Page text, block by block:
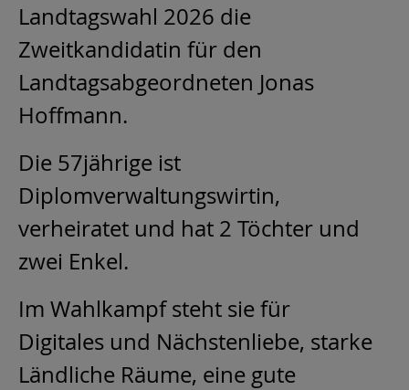
Landtagswahl 2026 die
Zweitkandidatin für den
Landtagsabgeordneten Jonas
Hoffmann.
Die 57jährige ist
Diplomverwaltungswirtin,
verheiratet und hat 2 Töchter und
zwei Enkel.
Im Wahlkampf steht sie für
Digitales und Nächstenliebe, starke
Ländliche Räume, eine gute